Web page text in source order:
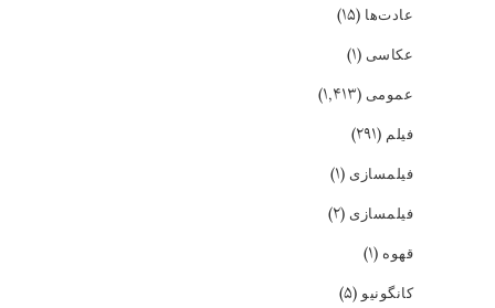
عادت‌ها (۱۵)
عکاسی (۱)
عمومی (۱,۴۱۳)
فیلم (۲۹۱)
فیلمسازی (۱)
فیلمسازی (۲)
قهوه (۱)
کانگونیو(۵)